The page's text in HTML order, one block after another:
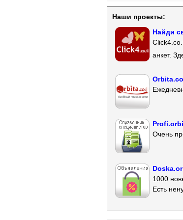
Наши проекты:
Найди
анкет.
Очень
1000
Есть